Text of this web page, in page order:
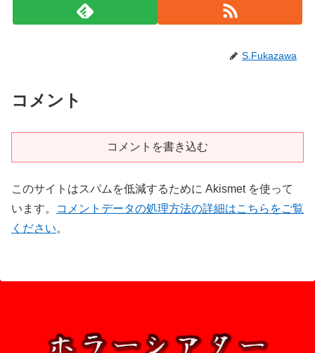
S.Fukazawa
コメント
コメントを書き込む
このサイトはスパムを低減するために Akismet を使って
います。
コメントデータの処理方法の詳細はこちらをご覧
ください。